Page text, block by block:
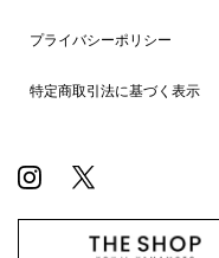
プライバシーポリシー
特定商取引法に基づく表示